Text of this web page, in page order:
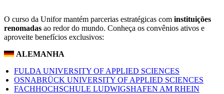
O curso da Unifor mantém parcerias estratégicas com instituições
renomadas ao redor do mundo. Conheça os convênios ativos e
aproveite benefícios exclusivos:
ALEMANHA
FULDA UNIVERSITY OF APPLIED SCIENCES
OSNABRÜCK UNIVERSITY OF APPLIED SCIENCES
FACHHOCHSCHULE LUDWIGSHAFEN AM RHEIN